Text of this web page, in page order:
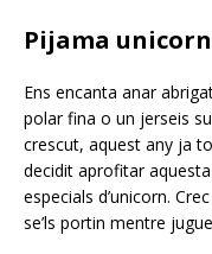
Pijama unicorn
Ens encanta anar
polar fina o un jerseis
crescut, aquest any ja
decidit aprofitar
especials d’unicorn.
se’ls portin mentre